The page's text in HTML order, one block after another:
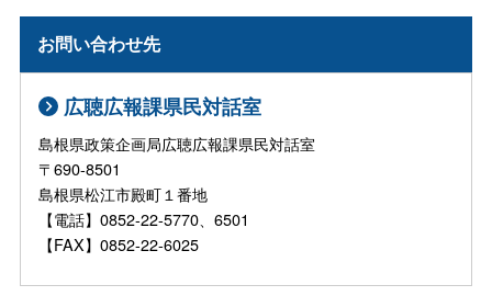
お問い合わせ先
広聴広報課県民対話室
島根県政策企画局広聴広報課県民対話室
〒690-8501
島根県松江市殿町１番地
【電話】0852-22-5770、6501
【FAX】0852-22-6025